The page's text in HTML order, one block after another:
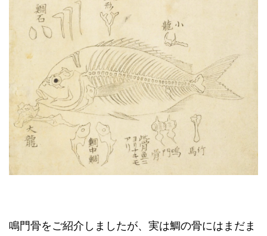
鳴門骨をご紹介しましたが、実は鯛の骨にはまだま